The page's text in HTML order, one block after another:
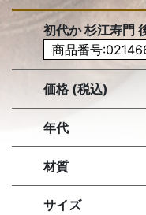
初代か 杉江寿門
商品番号
価格 (税込)
年代
材質
サイズ